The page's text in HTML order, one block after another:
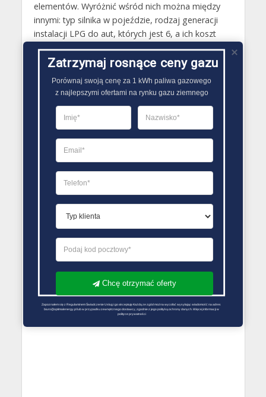
elementów. Wyróżnić wśród nich można między
innymi: typ silnika w pojeździe, rodzaj generacji
instalacji LPG do aut, których jest 6, a ich koszt
oscyluje w granicach od 1500 złotych do 10 000
złotych, producent instalacji gazowej LPG.
Zamontowanie instalacji LPG w pojeździe oprócz
kosztów samego zamontowania wiążę się również
dodatkowa opłata w trakcie badania technicznego
pojazdu.
PORÓWNYWARKA OFERT GAZU
Zatrzymaj rosnące ceny gazu
Porównaj swoją cenę za 1 kWh paliwa gazowego
z najlepszymi ofertami na rynku gazu ziemnego
Chcę otrzymać oferty
Zapoznałem się z Regulaminem Świadczenie Usług i go akceptuję Każdą ze zgód można wycofać wysyłając wiadomość na adres
biuro@optimalenergy.pl lub w przypadku zewnętrznego dostawcy, zgodnie z jego polityką ochrony danych. Więcej informacji w
polityce prywatności